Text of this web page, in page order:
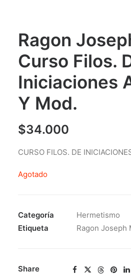
Ragon
Curso Filos.
Iniciaciones
Y Mod.
$34.000
CURSO FILOS. DE
Agotado
Categoría
Hermetismo
Etiqueta
Ragon Joseph
Share